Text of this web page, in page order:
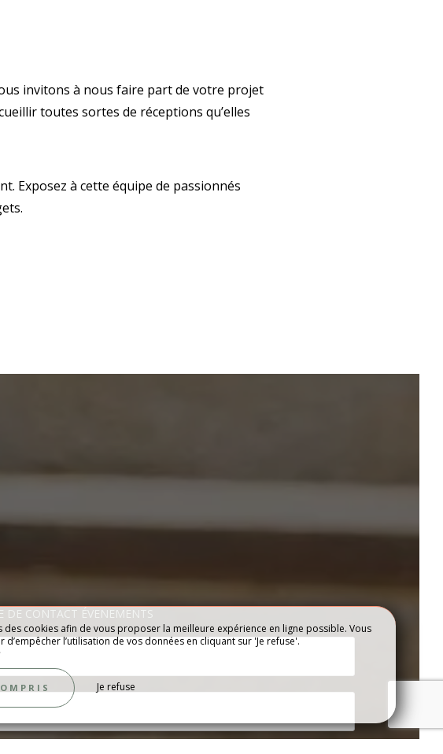
CONTACT & ACCÈS
invitons à nous faire part de votre projet
toutes sortes de réceptions qu’elles
Exposez à cette équipe de passionnés
DE CONTACT ÉVENEMENTS
des cookies afin de vous proposer la meilleure expérience en ligne possible. Vous
d’empêcher l’utilisation de vos données en cliquant sur 'Je refuse'.
Je refuse